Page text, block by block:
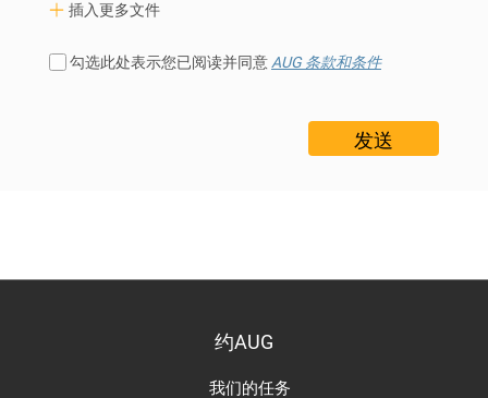
插入更多文件
勾选此处表示您已阅读并同意 AUG 条款和条件
约AUG
我们的任务